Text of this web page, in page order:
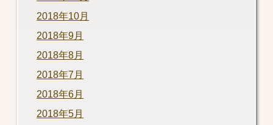
2018年10月
2018年9月
2018年8月
2018年7月
2018年6月
2018年5月